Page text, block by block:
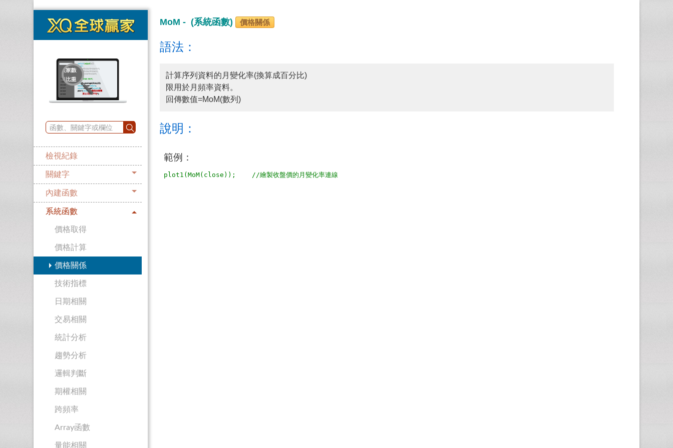
檢視紀錄
關鍵字
內建函數
系統函數
價格取得
價格計算
價格關係
技術指標
日期相關
交易相關
統計分析
趨勢分析
邏輯判斷
期權相關
跨頻率
Array函數
量能相關
MoM - (系統函數) 價格關係
語法：
計算序列資料的月變化率(換算成百分比)
限用於月頻率資料。
回傳數值=MoM(數列)
說明：
範例：